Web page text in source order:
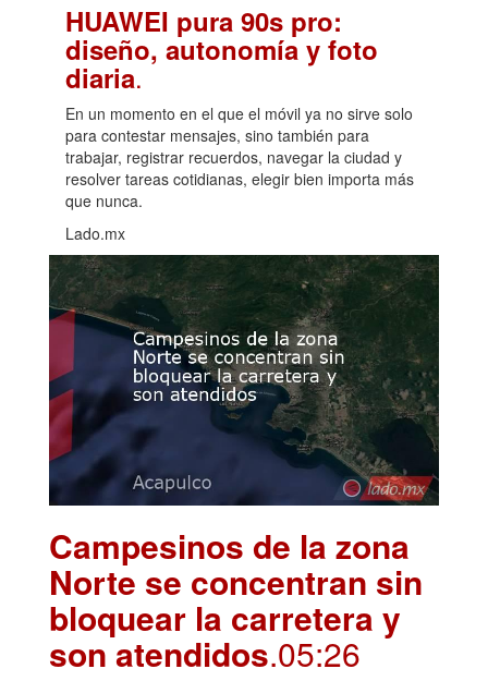
HUAWEI pura 90s pro:
diseño, autonomía y foto
diaria.
En un momento en el que el móvil ya no sirve solo
para contestar mensajes, sino también para
trabajar, registrar recuerdos, navegar la ciudad y
resolver tareas cotidianas, elegir bien importa más
que nunca.
Lado.mx
Campesinos de la zona
Norte se concentran sin
bloquear la carretera y
son atendidos.05:26